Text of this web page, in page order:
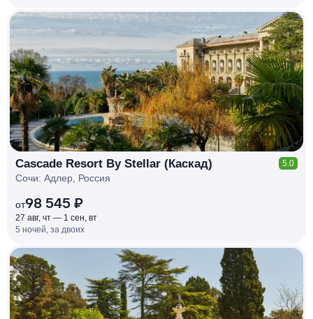
КЕШБЭК
РУБЛЯ
МИ
Д
О 7
%
Cascade Resort By Stellar (Каскад) 5.0
Сочи: Адлер, Россия
от98 545 ₽
27 авг, чт — 1 сен, вт
5 ночей, за двоих
КЕШБЭК
РУБЛЯ
МИ
Д
О 7
%